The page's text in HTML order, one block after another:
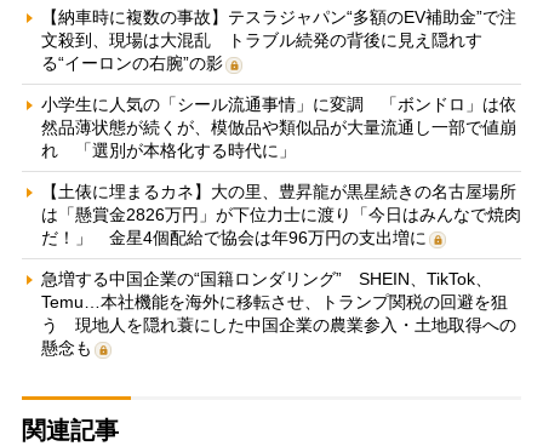
【納車時に複数の事故】テスラジャパン“多額のEV補助金”で注
文殺到、現場は大混乱 トラブル続発の背後に見え隠れす
る“イーロンの右腕”の影
小学生に人気の「シール流通事情」に変調 「ボンドロ」は依
然品薄状態が続くが、模倣品や類似品が大量流通し一部で値崩
れ 「選別が本格化する時代に」
【土俵に埋まるカネ】大の里、豊昇龍が黒星続きの名古屋場所
は「懸賞金2826万円」が下位力士に渡り「今日はみんなで焼肉
だ！」 金星4個配給で協会は年96万円の支出増に
急増する中国企業の“国籍ロンダリング” SHEIN、TikTok、
Temu…本社機能を海外に移転させ、トランプ関税の回避を狙
う 現地人を隠れ蓑にした中国企業の農業参入・土地取得への
懸念も
関連記事